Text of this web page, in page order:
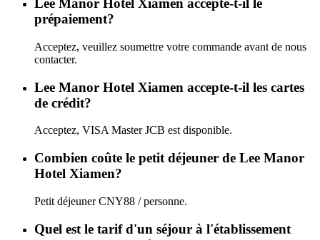
Lee Manor Hotel Xiamen accepte-t-il le
prépaiement?
Acceptez, veuillez soumettre votre commande avant de nous
contacter.
Lee Manor Hotel Xiamen accepte-t-il les cartes
de crédit?
Acceptez, VISA Master JCB est disponible.
Combien coûte le petit déjeuner de Lee Manor
Hotel Xiamen?
Petit déjeuner CNY88 / personne.
Quel est le tarif d'un séjour à l'établissement